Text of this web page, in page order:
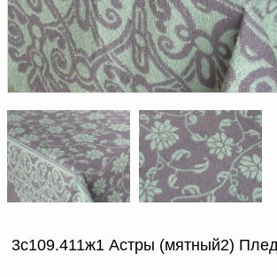
Доверенность на
получение груза
Документы по работе с
персональными данными
Письмо руководителю
Вопросы и ответы
Новости | Статьи
3с109.411ж1 Астры (мятный2)